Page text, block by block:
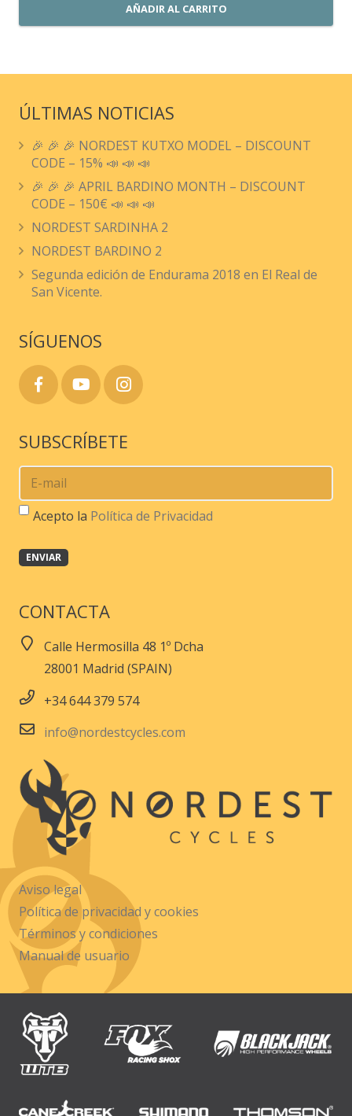
AÑADIR AL CARRITO
ÚLTIMAS NOTICIAS
🎉 🎉 🎉 NORDEST KUTXO MODEL – DISCOUNT
CODE – 15% 📣 📣 📣
🎉 🎉 🎉 APRIL BARDINO MONTH – DISCOUNT
CODE – 150€ 📣 📣 📣
NORDEST SARDINHA 2
NORDEST BARDINO 2
Segunda edición de Endurama 2018 en El Real de
San Vicente.
SÍGUENOS
SUBSCRÍBETE
Acepto la Política de Privacidad
CONTACTA
Calle Hermosilla 48 1º Dcha
28001 Madrid (SPAIN)
+34 644 379 574
info@nordestcycles.com
Aviso legal
Política de privacidad y cookies
Términos y condiciones
Manual de usuario